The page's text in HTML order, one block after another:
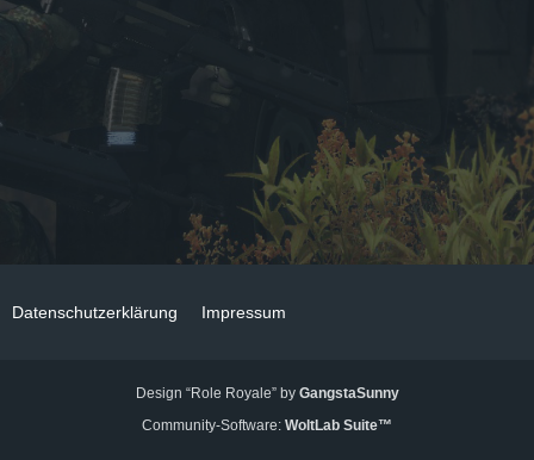
Datenschutzerklärung Impressum
Design “Role Royale” by GangstaSunny
Community-Software: WoltLab Suite™